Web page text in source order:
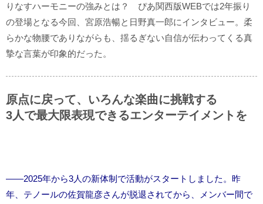
りなすハーモニーの強みとは？ ぴあ関西版WEBでは2年振り
の登場となる今回、宮原浩暢と日野真一郎にインタビュー。柔
らかな物腰でありながらも、揺るぎない自信が伝わってくる真
摯な言葉が印象的だった。
原点に戻って、いろんな楽曲に挑戦する
3人で最大限表現できるエンターテイメントを
――2025年から3人の新体制で活動がスタートしました。昨
年、テノールの佐賀龍彦さんが脱退されてから、メンバー間で